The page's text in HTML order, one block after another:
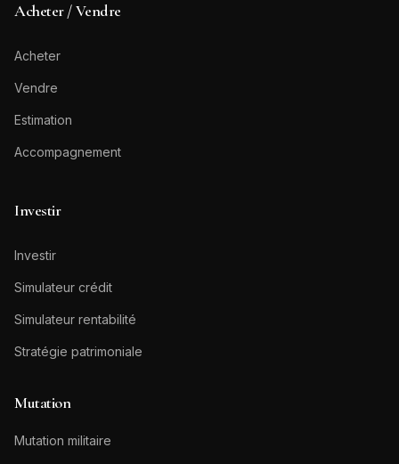
Acheter / Vendre
Acheter
Vendre
Estimation
Accompagnement
Investir
Investir
Simulateur crédit
Simulateur rentabilité
Stratégie patrimoniale
Mutation
Mutation militaire